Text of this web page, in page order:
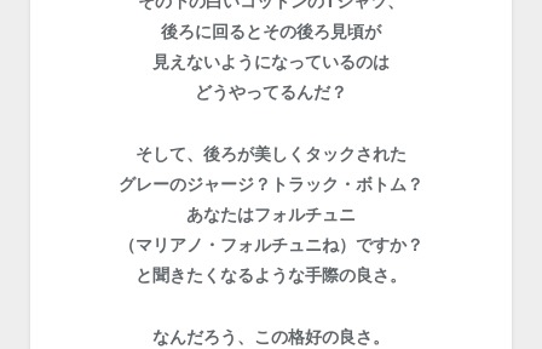
後ろに回るとその後ろ見頃が
見えないようになっているのは
どうやってるんだ？
そして、後ろが美しくタックされた
グレーのジャージ？トラック・ボトム？
あなたはフォルチュニ
（マリアノ・フォルチュニね）ですか？
と聞きたくなるような手際の良さ。
なんだろう、この格好の良さ。